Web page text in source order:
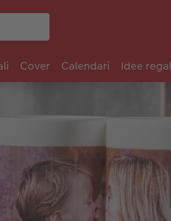
Cover Calendari Idee